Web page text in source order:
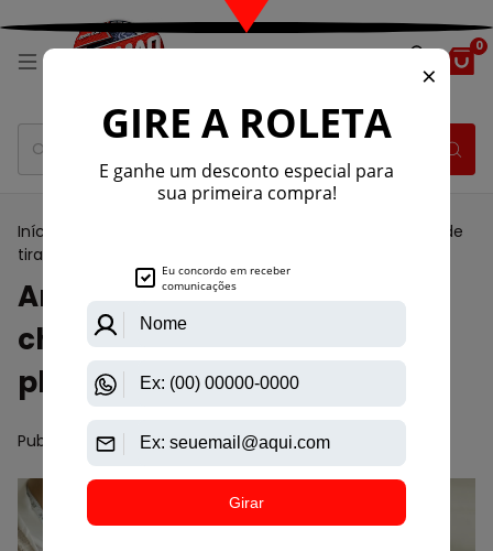
0
Início
Ano Novo, máquina nova: chegou a hora de
tirar seus planos de costura do papel!
Ano Novo, máquina nova:
chegou a hora de tirar seus
planos de costura do papel!
Publicado em 13/01/2026 por Heloiza